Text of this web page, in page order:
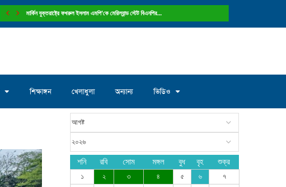
মার্কিন যুক্তরাষ্ট্রে ফখরুল ইসলাম এমপি’কে মেরিল্যান্ড স্টেট বিএনপির...
শিক্ষাঙ্গন খেলাধুলা অন্যান্য ভিডিও
শনি রবি সোম মঙ্গল বুধ বৃহ শুক্র
১ ২ ৩ ৪ ৫ ৬
৭